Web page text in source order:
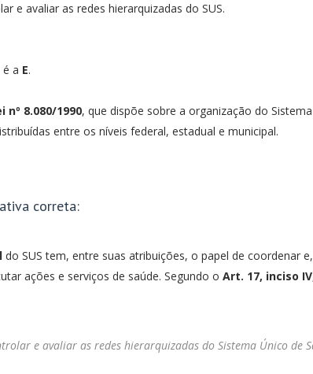
e avaliar as redes hierarquizadas do SUS.
a E.
nº 8.080/1990, que dispõe sobre a organização do
entre os níveis federal, estadual e municipal.
correta:
do SUS tem, entre suas atribuições, o papel de coordenar
ações e serviços de saúde. Segundo o Art. 17, inciso IV
e avaliar as redes hierarquizadas do Sistema Único de